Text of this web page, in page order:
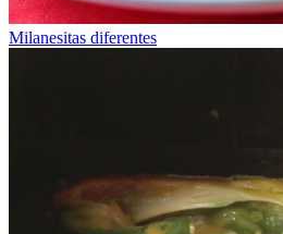
Milanesitas diferentes